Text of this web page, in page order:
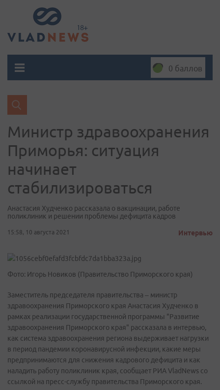
0 баллов
Министр здравоохранения
Приморья: ситуация
начинает
стабилизироваться
Анастасия Худченко рассказала о вакцинации, работе
поликлиник и решении проблемы дефицита кадров
15:58, 10 августа 2021 Интервью
Фото: Игорь Новиков (Правительство Приморского края)
Заместитель председателя правительства – министр
здравоохранения Приморского края Анастасия Худченко в
рамках реализации государственной программы "Развитие
здравоохранения Приморского края" рассказала в интервью,
как система здравоохранения региона выдерживает нагрузки
в период пандемии коронавирусной инфекции, какие меры
предпринимаются для снижения кадрового дефицита и как
наладить работу поликлиник края, сообщает РИА VladNews со
ссылкой на пресс-службу правительства Приморского края.